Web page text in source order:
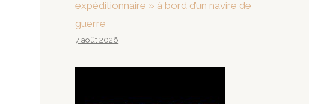
expéditionnaire » à bord d’un navire de
guerre
7 août 2026